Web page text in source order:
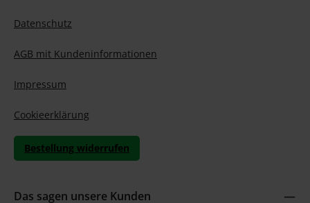
Datenschutz
AGB mit Kundeninformationen
Impressum
Cookieerklärung
Bestellung widerrufen
Das sagen unsere Kunden